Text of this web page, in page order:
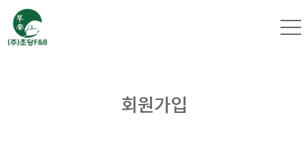
회원가입